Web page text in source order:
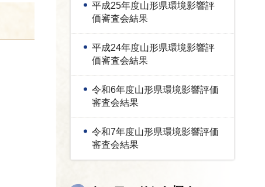
平成25年度山形県環境影響評
価審査会結果
平成24年度山形県環境影響評
価審査会結果
令和6年度山形県環境影響評価
審査会結果
令和7年度山形県環境影響評価
審査会結果